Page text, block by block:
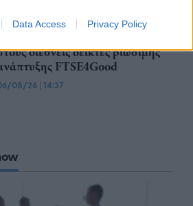
Data Access Privacy Policy
διεθνείς δείκτες βιώσιμης
FTSE4Good
08/26 | 14:37